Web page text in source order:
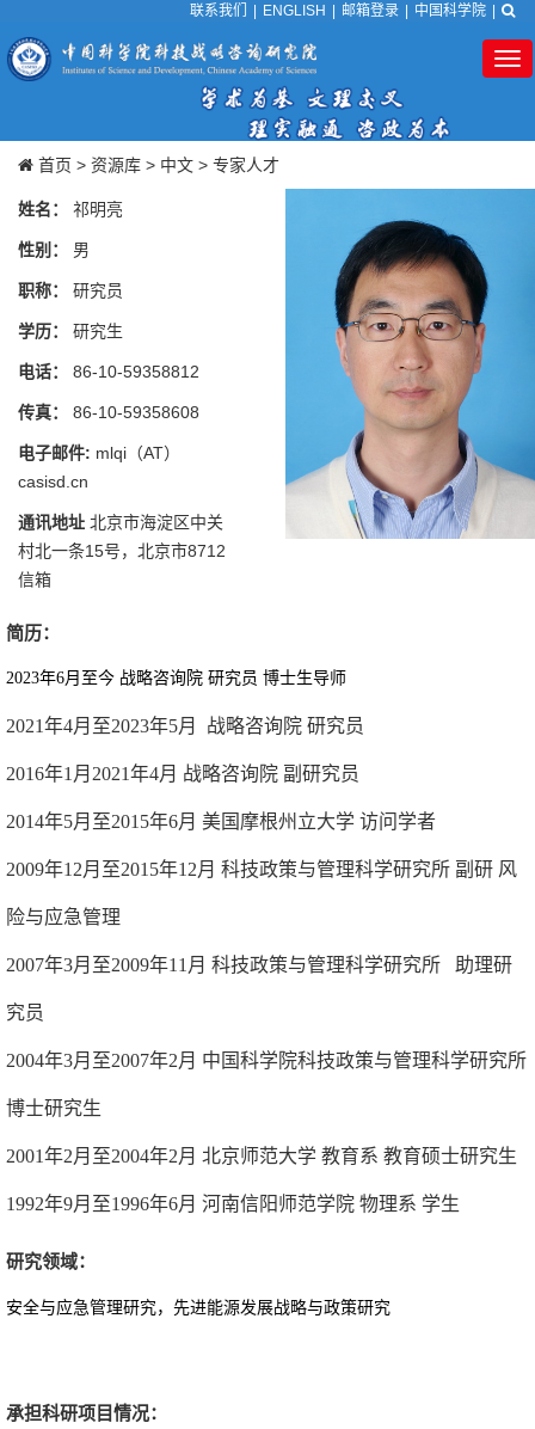
联系我们 ENGLISH 邮箱登录 中国科学院
首页 > 资源库 > 中文 > 专家人才
姓名： 祁明亮
性别： 男
职称： 研究员
学历： 研究生
电话： 86-10-59358812
传真： 86-10-59358608
电子邮件: mlqi（AT）
casisd.cn
通讯地址 北京市海淀区中关
村北一条15号，北京市8712
信箱
简历：
2023年6月至今 战略咨询院 研究员 博士生导师
2021年4月至2023年5月 战略咨询院 研究员
2016年1 月 2021年4月 战略咨询院 副研究员
2014年5月至2015年6月 美国摩根州立大学 访问学者
2009年12月至2015年12月 科技政策与管理科学研究所 副研 风
险与应急管理
2007年3月 至2009年11 月 科技政策与管理科学研究所 助理研
究员
2004年3月 至2007年2月 中国科学院科技政策与管理科学研究所
博士研究生
2001年2月 至2004年2月 北京师范大学 教育系 教育硕士研究生
1992年9月 至1996年6月 河南信阳师范学院 物理系 学生
研究领域：
安全与应急管理研究，先进能源发展战略与政策研究
承担科研项目情况：